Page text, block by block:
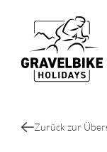
Zurück zur